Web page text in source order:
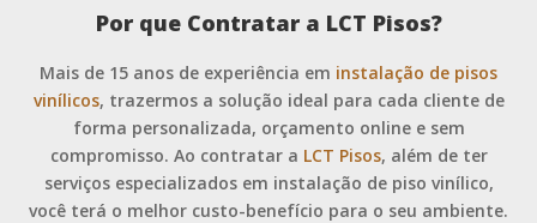
Por que Contratar a LCT Pisos?
Mais de 15 anos de experiência em instalação de pisos
vinílicos, trazermos a solução ideal para cada cliente de
forma personalizada, orçamento online e sem
compromisso. Ao contratar a LCT Pisos, além de ter
serviços especializados em instalação de piso vinílico,
você terá o melhor custo-benefício para o seu ambiente.